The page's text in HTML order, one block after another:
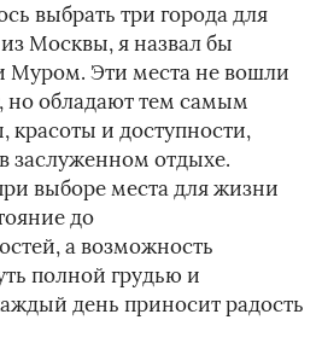
выбрать три города для
Москвы, я назвал бы
Муром. Эти места не вошли
но обладают тем самым
и доступности,
заслуженном отдыхе.
выборе места для жизни
до
а возможность
полной грудью и
день приносит радость